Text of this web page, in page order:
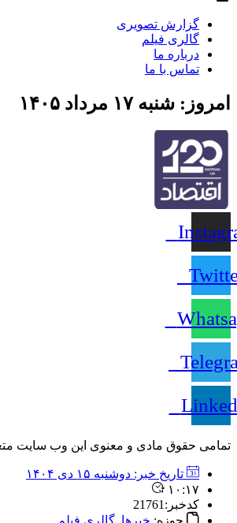
گزارش تصویری
گالری فیلم
درباره ما
تماس با ما
امروز: شنبه ۱۷ مرداد ۱۴۰۵
تمامی حقوق مادی و معنوی این وب سایت متعلق به اقتصاد 120 می باشد و استفاده غیر
تاریخ خبر: دوشنبه ۱۵ دی ۱۴۰۴
۱۰:۱۷
کدخبر:21761
حوزه: خبرها, گالری فیلم